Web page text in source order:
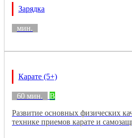
Зарядка
мин.
Карате (5+)
60 мин.
B
Развитие основных физических
технике приемов карате и